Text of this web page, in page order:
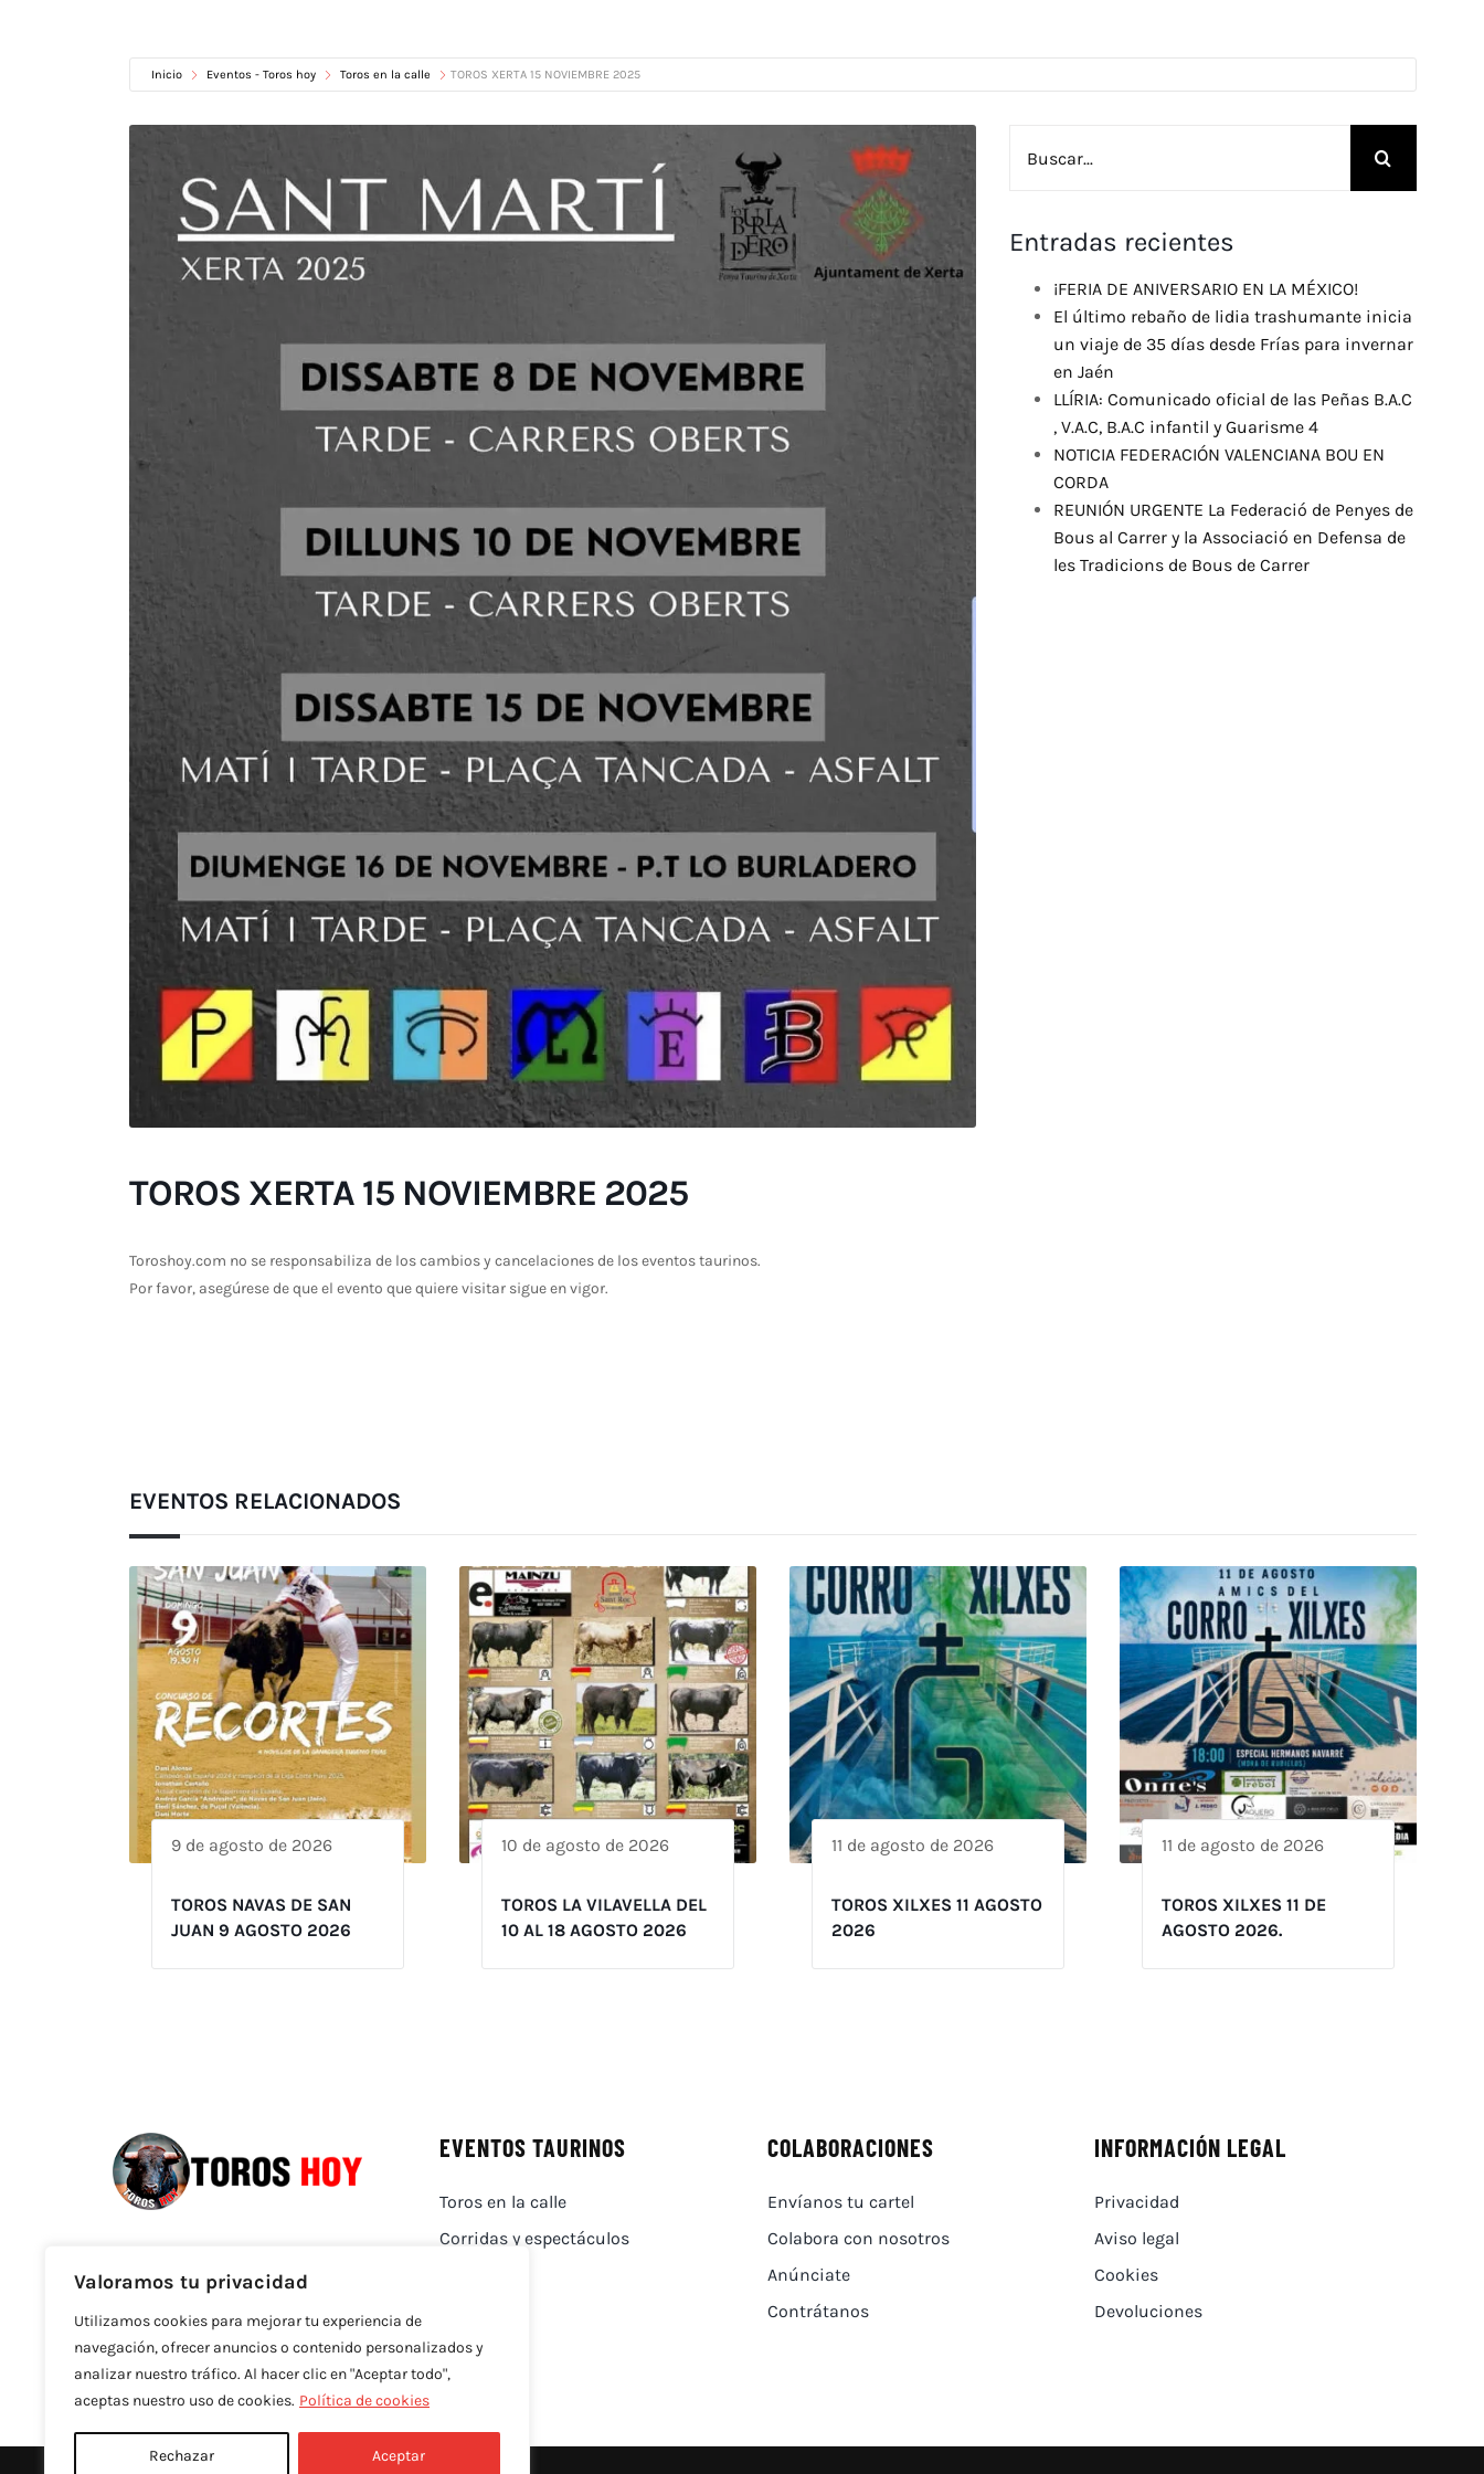
Valoramos tu privacidad
Utilizamos cookies para mejorar tu experiencia de
navegación, ofrecer anuncios o contenido personalizados y
analizar nuestro tráfico. Al hacer clic en "Aceptar todo",
aceptas nuestro uso de cookies. Política de cookies
Rechazar Aceptar
Inicio Eventos - Toros hoy Toros en la calle TOROS XERTA 15 NOVIEMBRE 2025
TOROS XERTA 15 NOVIEMBRE 2025
Toroshoy.com no se responsabiliza de los cambios y cancelaciones de los eventos taurinos.
Por favor, asegúrese de que el evento que quiere visitar sigue en vigor.
Entradas recientes
¡FERIA DE ANIVERSARIO EN LA MÉXICO!
El último rebaño de lidia trashumante inicia
un viaje de 35 días desde Frías para invernar
en Jaén
LLÍRIA: Comunicado oficial de las Peñas B.A.C
, V.A.C, B.A.C infantil y Guarisme 4
NOTICIA FEDERACIÓN VALENCIANA BOU EN
CORDA
REUNIÓN URGENTE La Federació de Penyes de
Bous al Carrer y la Associació en Defensa de
les Tradicions de Bous de Carrer
EVENTOS RELACIONADOS
9 de agosto de 2026
TOROS NAVAS DE SAN
JUAN 9 AGOSTO 2026
10 de agosto de 2026
TOROS LA VILAVELLA DEL
10 AL 18 AGOSTO 2026
11 de agosto de 2026
TOROS XILXES 11 AGOSTO
2026
11 de agosto de 2026
TOROS XILXES 11 DE
AGOSTO 2026.
EVENTOS TAURINOS
Toros en la calle
Corridas y espectáculos
COLABORACIONES
Envíanos tu cartel
Colabora con nosotros
Anúnciate
Contrátanos
INFORMACIÓN LEGAL
Privacidad
Aviso legal
Cookies
Devoluciones